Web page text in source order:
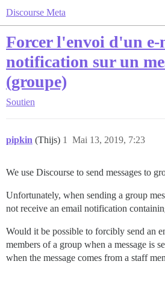
Discourse Meta
Forcer l'envoi d'un e-
notification sur un
(groupe)
Soutien
pipkin (Thijs) Mai 13, 2019, 7:23
1
We use Discourse to send messages to
Unfortunately, when sending a group
not receive an email notification
Would it be possible to forcibly send an
members of a group when a message is
when the message comes from a staff